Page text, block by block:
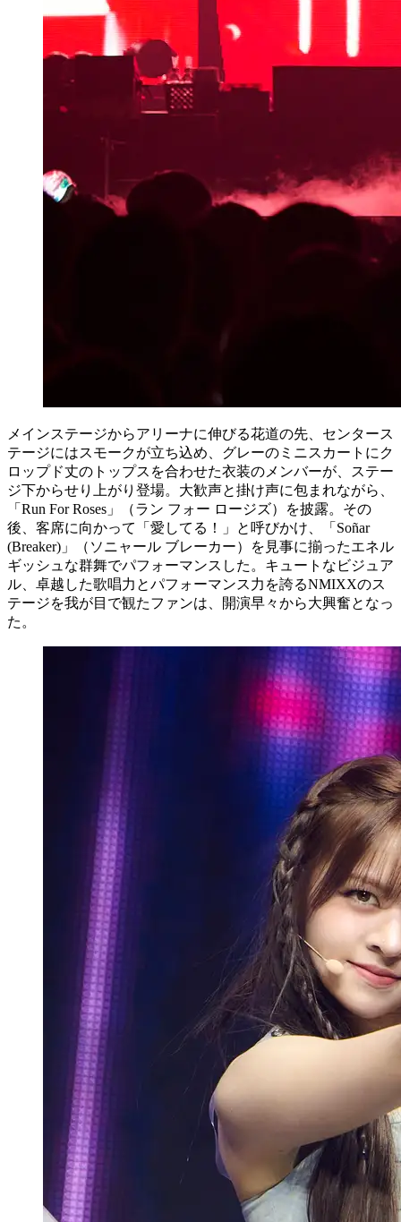
メインステージからアリーナに伸びる花道の先、センタース
テージにはスモークが立ち込め、グレーのミニスカートにク
ロップド丈のトップスを合わせた衣装のメンバーが、ステー
ジ下からせり上がり登場。大歓声と掛け声に包まれながら、
「Run For Roses」（ラン フォー ロージズ）を披露。その
後、客席に向かって「愛してる！」と呼びかけ、「Soñar
(Breaker)」（ソニャール ブレーカー）を見事に揃ったエネル
ギッシュな群舞でパフォーマンスした。キュートなビジュア
ル、卓越した歌唱力とパフォーマンス力を誇るNMIXXのス
テージを我が目で観たファンは、開演早々から大興奮となっ
た。